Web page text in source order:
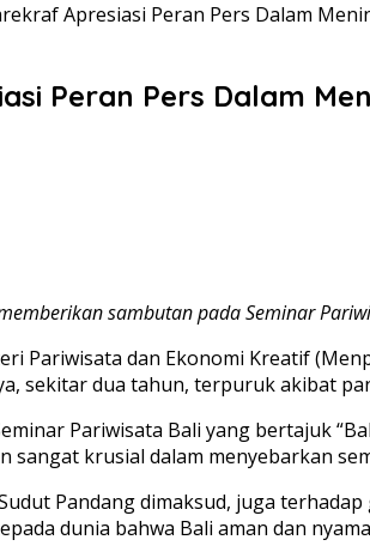
Apresiasi Peran Pers Dalam
Peran Pers Dalam
sambutan pada Seminar
Pariwisata dan Ekonomi Kreatif
sekitar dua tahun, terpuruk akibat
Pariwisata Bali yang bertajuk
sangat krusial dalam menyebarkan
Pandang dimaksud, juga
dunia bahwa Bali aman dan